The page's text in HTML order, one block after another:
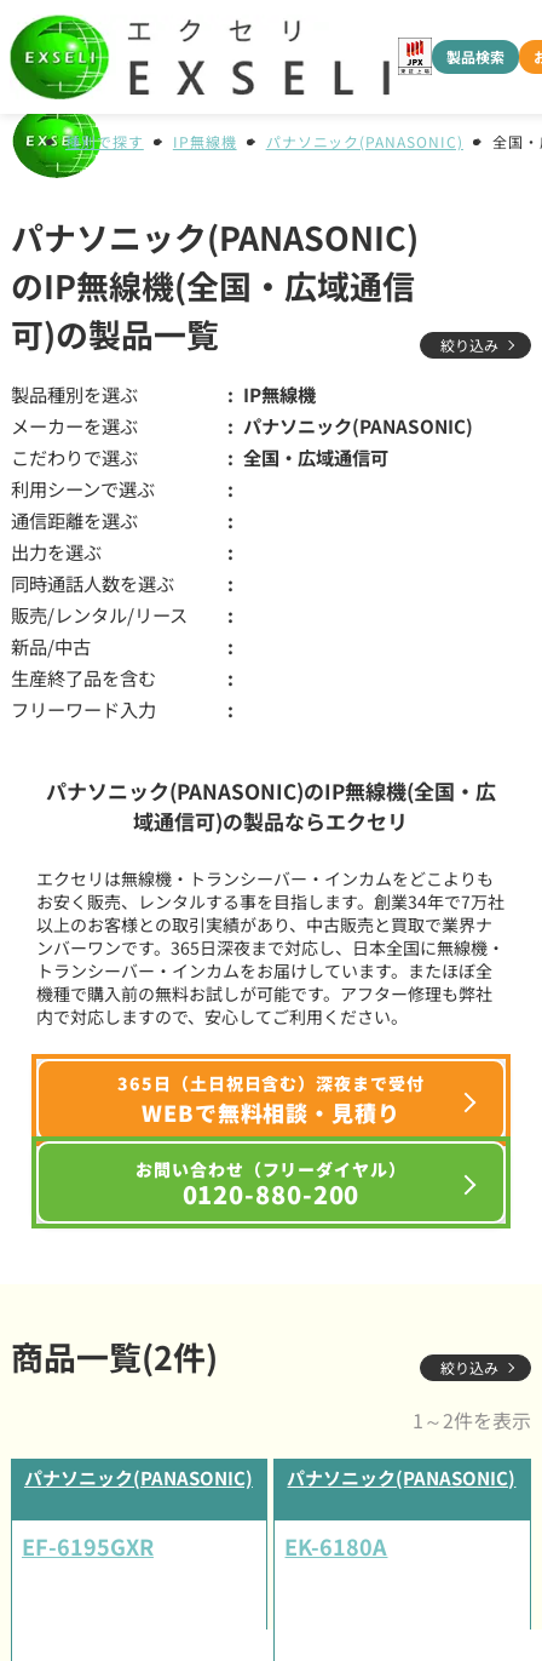
製品検索
種別で探す IP無線機 パナソニック(PANASONIC) 全国
パナソニック(PANASONIC)
のIP無線機(全国・広域通信
可)の製品一覧
絞り込み
製品種別を選ぶ
IP無線機
メーカーを選ぶ
パナソニック(PANASONIC)
こだわりで選ぶ
全国・広域通信可
利用シーンで選ぶ
通信距離を選ぶ
出力を選ぶ
同時通話人数を選ぶ
販売/レンタル/リース
新品/中古
生産終了品を含む
フリーワード入力
パナソニック(PANASONIC)のIP無線機(全国・広
域通信可)の製品ならエクセリ
エクセリは無線機・トランシーバー・インカムをどこよりも
お安く販売、レンタルする事を目指します。創業34年で7万社
以上のお客様との取引実績があり、中古販売と買取で業界ナ
ンバーワンです。365日深夜まで対応し、日本全国に無線機・
トランシーバー・インカムをお届けしています。またほぼ全
機種で購入前の無料お試しが可能です。アフター修理も弊社
内で対応しますので、安心してご利用ください。
365日（土日祝日含む）深夜まで受付
WEBで無料相談・見積り
お問い合わせ（フリーダイヤル）
0120-880-200
商品一覧(2件) 絞り込み
1～2件を表示
パナソニック(PANASONIC)
EF-6195GXR
パナソニック(PANASONIC)
EK-6180A